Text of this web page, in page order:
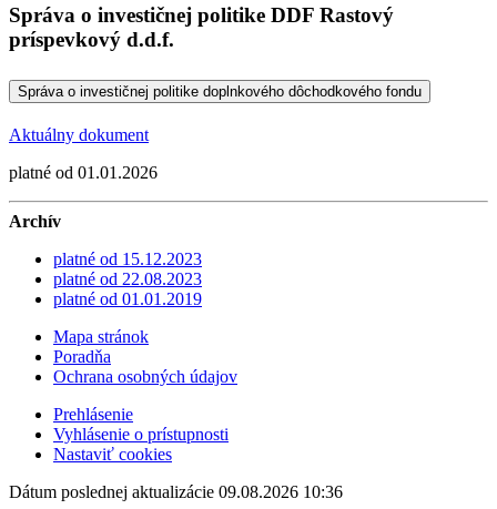
Správa o investičnej politike DDF Rastový
príspevkový d.d.f.
Správa o investičnej politike doplnkového dôchodkového fondu
Aktuálny dokument
platné od 01.01.2026
Archív
platné od 15.12.2023
platné od 22.08.2023
platné od 01.01.2019
Mapa stránok
Poradňa
Ochrana osobných údajov
Prehlásenie
Vyhlásenie o prístupnosti
Nastaviť cookies
Dátum poslednej aktualizácie 09.08.2026 10:36